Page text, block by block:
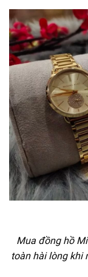
Mua đồng hồ
toàn hài lòng khi